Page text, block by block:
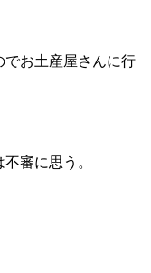
でお土産屋さんに行
審に思う。